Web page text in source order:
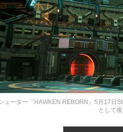
ューター『HAWKEN REBORN』5月17
として